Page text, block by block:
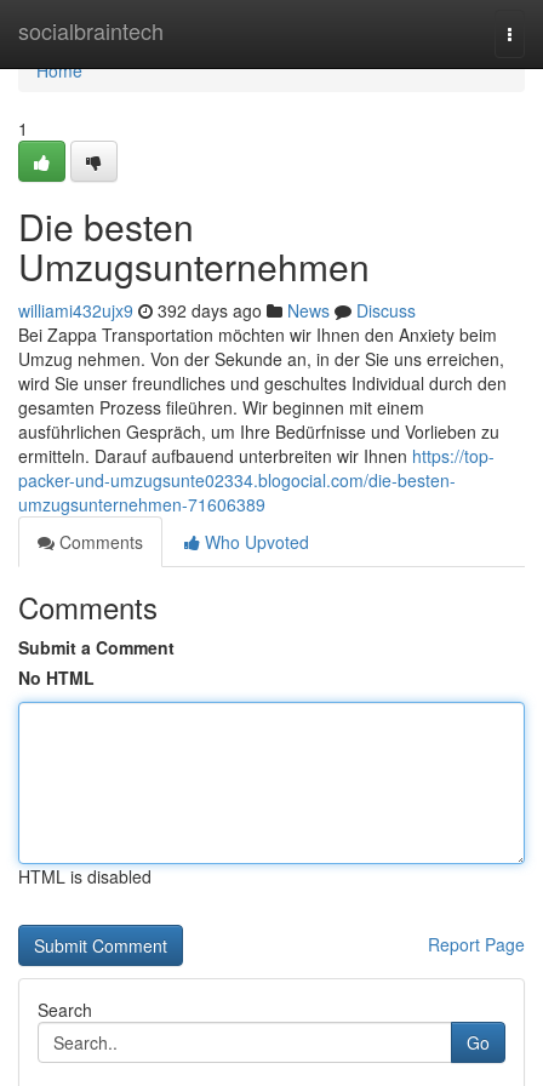
socialbraintech
Home
Home
1
Die besten
Umzugsunternehmen
williami432ujx9 392 days ago News
Discuss
Bei Zappa Transportation möchten wir Ihnen den Anxiety beim
Umzug nehmen. Von der Sekunde an, in der Sie uns erreichen,
wird Sie unser freundliches und geschultes Individual durch den
gesamten Prozess fileühren. Wir beginnen mit einem
ausführlichen Gespräch, um Ihre Bedürfnisse und Vorlieben zu
ermitteln. Darauf aufbauend unterbreiten wir Ihnen https://top-
packer-und-umzugsunte02334.blogocial.com/die-besten-
umzugsunternehmen-71606389
Comments
Who Upvoted
Comments
Submit a Comment
No HTML
HTML is disabled
Report Page
Search
Go